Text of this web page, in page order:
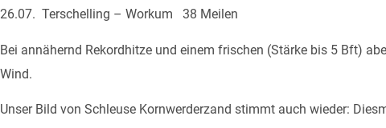
26.07. Terschelling – Workum 38 Meilen
Bei annähernd Rekordhitze und einem frischen (Stärke bis 5 Bft)
Wind.
Unser Bild von Schleuse Kornwerderzand stimmt auch wieder: